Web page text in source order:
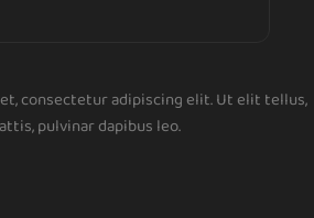
consectetur adipiscing elit. Ut elit tellus,
pulvinar dapibus leo.